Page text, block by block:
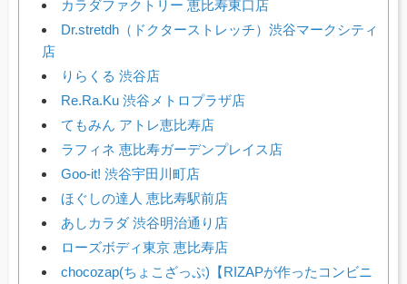
カラダファクトリー 恵比寿東口店
Dr.stretdh（ドクターストレッチ）渋谷マークシティ
店
りらくる 渋谷店
Re.Ra.Ku 渋谷メトロプラザ店
てもみん アトレ恵比寿店
ラフィネ 恵比寿ガーデンプレイス店
Goo-it! 渋谷宇田川町店
ほぐしの達人 恵比寿駅前店
あしカラダ 渋谷明治通り店
ローズボディ東京 恵比寿店
chocozap(ちょこざっぷ)【RIZAPが作ったコンビニ